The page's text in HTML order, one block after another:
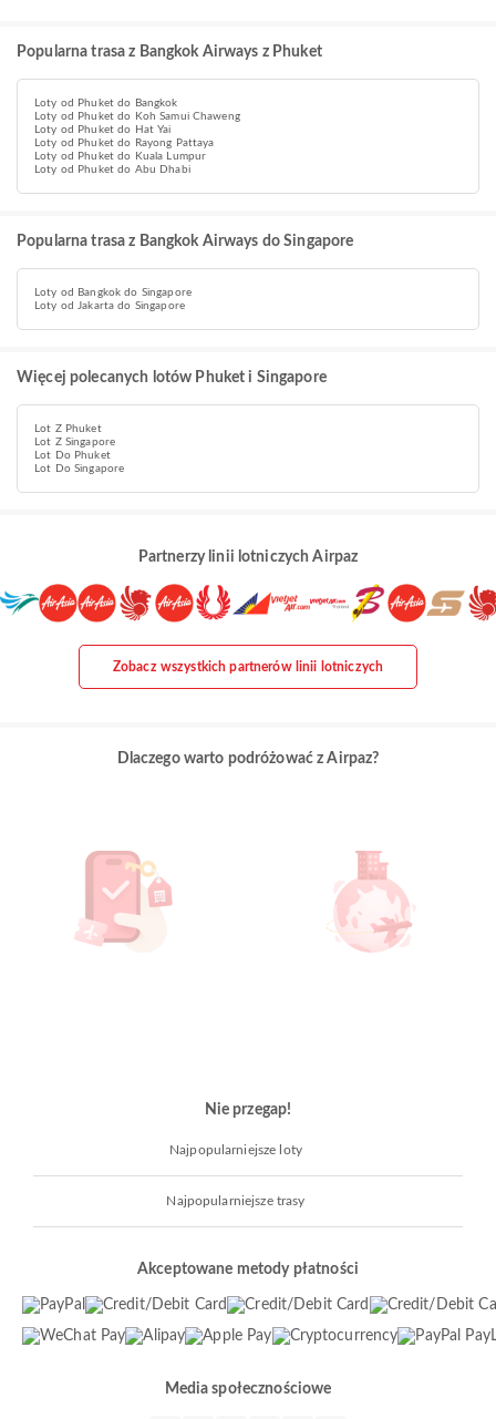
Popularna trasa z Bangkok Airways z Phuket
Loty od Phuket do Bangkok
Loty od Phuket do Koh Samui Chaweng
Loty od Phuket do Hat Yai
Loty od Phuket do Rayong Pattaya
Loty od Phuket do Kuala Lumpur
Loty od Phuket do Abu Dhabi
Popularna trasa z Bangkok Airways do Singapore
Loty od Bangkok do Singapore
Loty od Jakarta do Singapore
Więcej polecanych lotów Phuket i Singapore
Lot Z Phuket
Lot Z Singapore
Lot Do Phuket
Lot Do Singapore
Partnerzy linii lotniczych Airpaz
Zobacz wszystkich partnerów linii lotniczych
Dlaczego warto podróżować z Airpaz?
Nie przegap!
Najpopularniejsze loty
Najpopularniejsze trasy
Akceptowane metody płatności
Media społecznościowe